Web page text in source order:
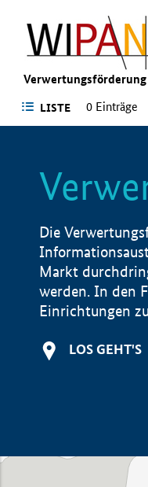
Verwertungsförderung
LISTE 0 Einträge
Die
Markt
werden. In den
Einrichtungen
LOS GEHT'S